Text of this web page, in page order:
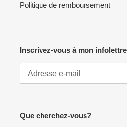
Politique de remboursement
Inscrivez-vous à mon infolettre
Que cherchez-vous?